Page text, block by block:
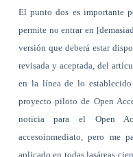
El punto dos es importante
permite no entrar en
versión que deberá estar
revisada y aceptada, del
en la línea de lo
proyecto piloto de Open
noticia para el Open
accesoinmediato, pero me
aplicado en todas lasáreas